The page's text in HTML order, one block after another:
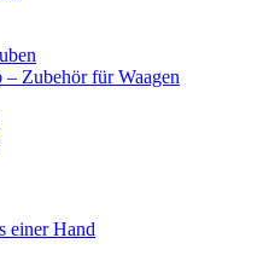
– Zubehör für Waagen
einer Hand